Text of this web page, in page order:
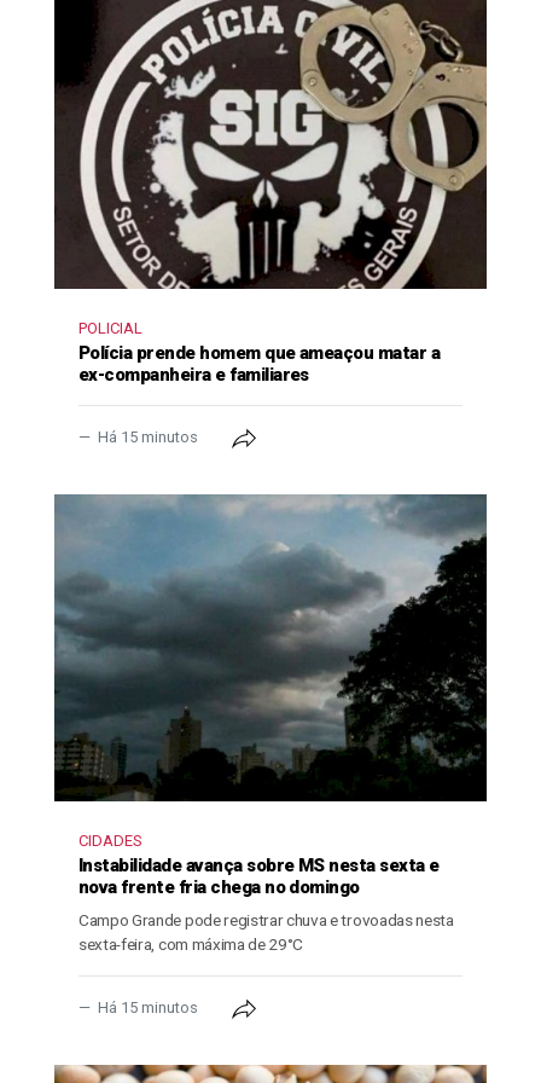
POLICIAL
Polícia prende homem que ameaçou matar a
ex-companheira e familiares
Há 15 minutos
CIDADES
Instabilidade avança sobre MS nesta sexta e
nova frente fria chega no domingo
Campo Grande pode registrar chuva e trovoadas nesta
sexta-feira, com máxima de 29°C
Há 15 minutos